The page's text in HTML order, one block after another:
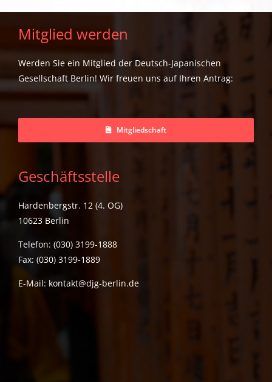
Mitglied werden
Werden Sie ein Mitglied der Deutsch-Japanischen
Gesellschaft Berlin! Wir freuen uns auf Ihren Antrag:
Mitgliedschaft
Geschäftsstelle
Hardenbergstr. 12 (4. OG)
10623 Berlin
Telefon: (030) 3199-1888
Fax: (030) 3199-1889
E-Mail: kontakt@djg-berlin.de